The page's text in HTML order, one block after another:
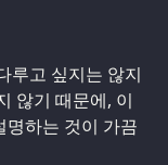
루고 싶지는 않지
않기 때문에, 이
명하는 것이 가끔